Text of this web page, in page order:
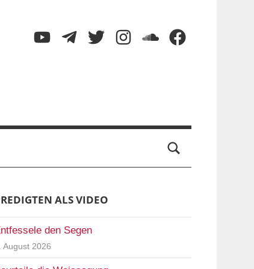
YouTubeTelegramTwitterInstagramSoundCloud
Facebook
ALS VIDEO
den Segen
August 2026